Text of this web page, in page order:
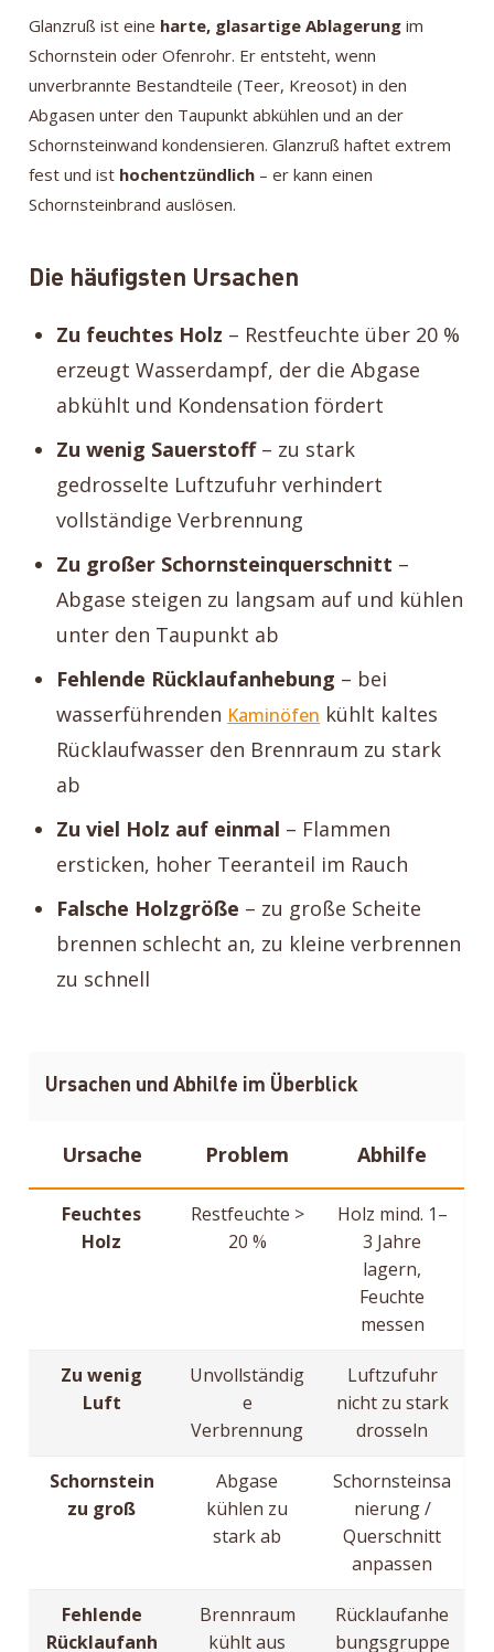
Glanzruß ist eine harte, glasartige Ablagerung im
Schornstein oder Ofenrohr. Er entsteht, wenn
unverbrannte Bestandteile (Teer, Kreosot) in den
Abgasen unter den Taupunkt abkühlen und an der
Schornsteinwand kondensieren. Glanzruß haftet extrem
fest und ist hochentzündlich – er kann einen
Schornsteinbrand auslösen.
Die häufigsten Ursachen
Zu feuchtes Holz – Restfeuchte über 20 %
erzeugt Wasserdampf, der die Abgase
abkühlt und Kondensation fördert
Zu wenig Sauerstoff– zu stark
gedrosselte Luftzufuhr verhindert
vollständige Verbrennung
Zu großer Schornsteinquerschnitt –
Abgase steigen zu langsam auf und kühlen
unter den Taupunkt ab
Fehlende Rücklaufanhebung – bei
wasserführenden Kaminöfen kühlt kaltes
Rücklaufwasser den Brennraum zu stark
ab
Zu viel Holz auf einmal – Flammen
ersticken, hoher Teeranteil im Rauch
Falsche Holzgröße – zu große Scheite
brennen schlecht an, zu kleine verbrennen
zu schnell
Ursachen und Abhilfe im Überblick
Ursache Problem Abhilfe
Feuchtes
Holz
Restfeuchte >
20 %
Holz mind. 1–
3 Jahre
lagern,
Feuchte
messen
Zu wenig
Luft
Unvollständig
e
Verbrennung
Luftzufuhr
nicht zu stark
drosseln
Schornstein
zu groß
Abgase
kühlen zu
stark ab
Schornsteinsa
nierung /
Querschnitt
anpassen
Fehlende
Rücklaufanh
Brennraum
kühlt aus
Rücklaufanhe
bungsgruppe